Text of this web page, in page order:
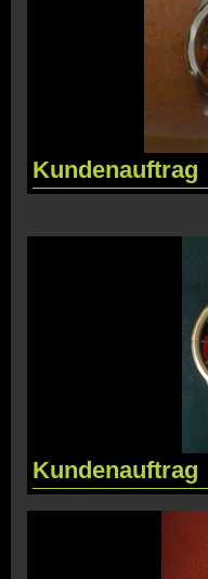
Kundenauftrag
Kundenauftrag